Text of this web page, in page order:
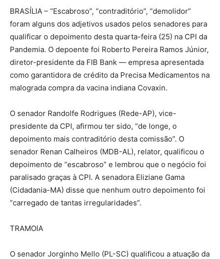
BRASÍLIA – “Escabroso”, “contraditório”, “demolidor”
foram alguns dos adjetivos usados pelos senadores para
qualificar o depoimento desta quarta-feira (25) na CPI da
Pandemia. O depoente foi Roberto Pereira Ramos Júnior,
diretor-presidente da FIB Bank — empresa apresentada
como garantidora de crédito da Precisa Medicamentos na
malograda compra da vacina indiana Covaxin.
O senador Randolfe Rodrigues (Rede-AP), vice-
presidente da CPI, afirmou ter sido, “de longe, o
depoimento mais contraditório desta comissão”. O
senador Renan Calheiros (MDB-AL), relator, qualificou o
depoimento de “escabroso” e lembrou que o negócio foi
paralisado graças à CPI. A senadora Eliziane Gama
(Cidadania-MA) disse que nenhum outro depoimento foi
“carregado de tantas irregularidades”.
TRAMOIA
O senador Jorginho Mello (PL-SC) qualificou a atuação da